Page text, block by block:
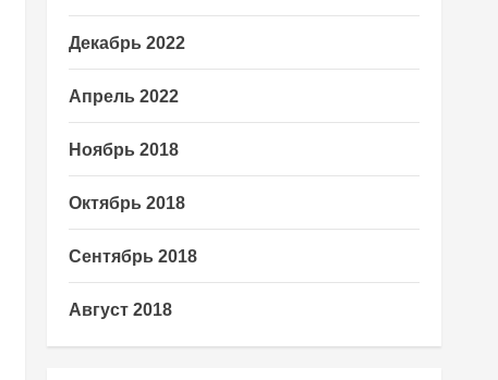
Декабрь 2022
Апрель 2022
Ноябрь 2018
Октябрь 2018
Сентябрь 2018
Август 2018